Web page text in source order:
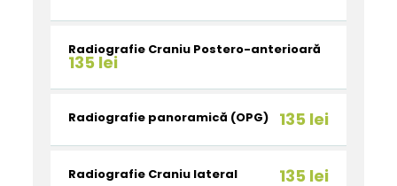
Radiografie Craniu Postero-anterioară
135 lei
Radiografie panoramică (OPG) 135 lei
Radiografie Craniu lateral 135 lei